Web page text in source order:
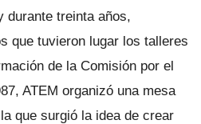
durante treinta años,
que tuvieron lugar los talleres
de la Comisión por el
ATEM organizó una mesa
que surgió la idea de crear